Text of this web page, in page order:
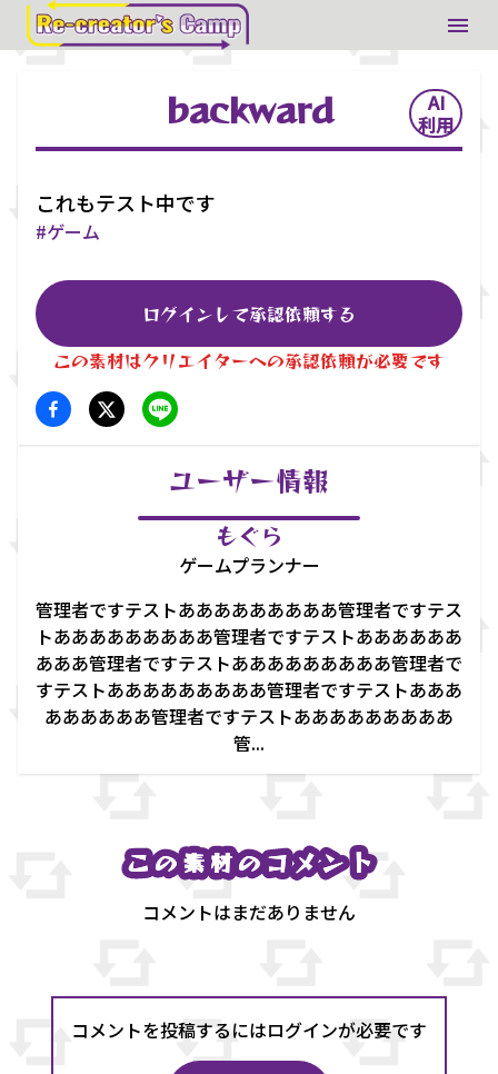
backward
AI
利用
これもテスト中です
#ゲーム
ログインして承認依頼する
この素材はクリエイターへの承認依頼が必要です
ユーザー情報
もぐら
ゲームプランナー
管理者ですテストあああああああああ管理者ですテス
トあああああああああ管理者ですテストああああああ
あああ管理者ですテストあああああああああ管理者で
すテストあああああああああ管理者ですテストあああ
ああああああ管理者ですテストあああああああああ
管...
この素材のコメント
この素材のコメント
コメントはまだありません
コメントを投稿するにはログインが必要です